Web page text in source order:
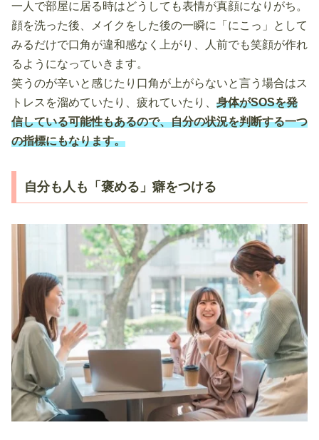
一人で部屋に居る時はどうしても表情が真顔になりがち。
顔を洗った後、メイクをした後の一瞬に「にこっ」として
みるだけで口角が違和感なく上がり、人前でも笑顔が作れ
るようになっていきます。
笑うのが辛いと感じたり口角が上がらないと言う場合はス
トレスを溜めていたり、疲れていたり、 身体がSOSを発
信している可能性もあるので、自分の状況を判断する一つ
の指標にもなります。
自分も人も「褒める」癖をつける